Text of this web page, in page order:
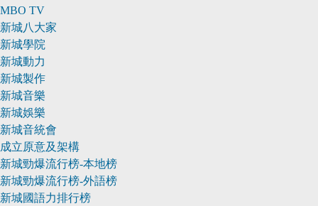
MBO TV
新城八大家
新城學院
新城動力
新城製作
新城音樂
新城娛樂
新城音統會
成立原意及架構
新城勁爆流行榜-本地榜
新城勁爆流行榜-外語榜
新城國語力排行榜